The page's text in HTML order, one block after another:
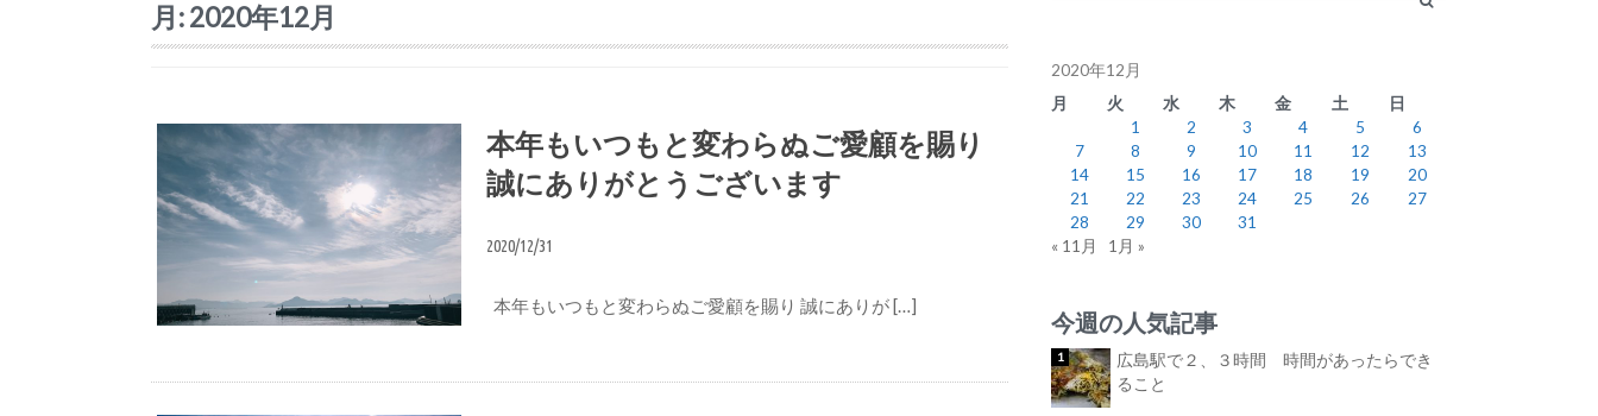
月:2020年12月
本年もいつもと変わらぬご愛顧を賜り
誠にありがとうございます
2020/12/31
本年もいつもと変わらぬご愛顧を賜り 誠にありが […]
2020年12月
月
火 水 木 金 土
日
1
2 3 4 5
6
7
8 9 10 11 12
13
14
15 16 17 18 19
20
21
22 23 24 25 26
27
28
29 30
31
« 11月
1月 »
今週の人気記事
広島駅で２、３時間 時間があったらでき
ること